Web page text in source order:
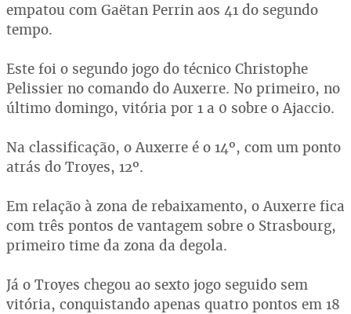
empatou com Gaëtan Perrin aos 41 do segundo
tempo.
Este foi o segundo jogo do técnico Christophe
Pelissier no comando do Auxerre. No primeiro, no
último domingo, vitória por 1 a 0 sobre o Ajaccio.
Na classificação, o Auxerre é o 14º, com um ponto
atrás do Troyes, 12º.
Em relação à zona de rebaixamento, o Auxerre fica
com três pontos de vantagem sobre o Strasbourg,
primeiro time da zona da degola.
Já o Troyes chegou ao sexto jogo seguido sem
vitória, conquistando apenas quatro pontos em 18